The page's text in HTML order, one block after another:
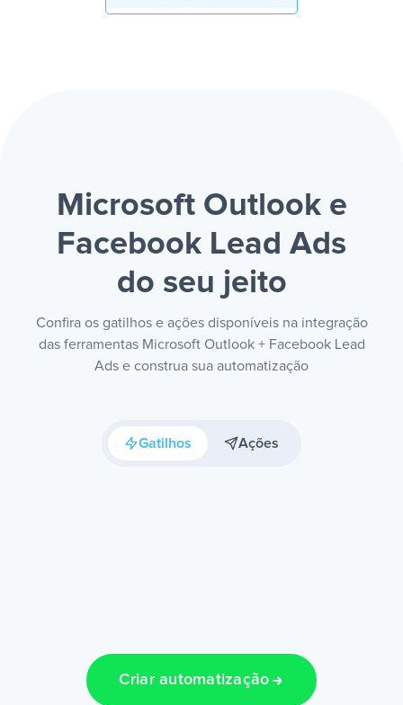
Microsoft Outlook e
Facebook Lead Ads
do seu jeito
Confira os gatilhos e ações disponíveis na integração
das ferramentas Microsoft Outlook + Facebook Lead
Ads e construa sua automatização
Gatilhos Ações
Criar automatização